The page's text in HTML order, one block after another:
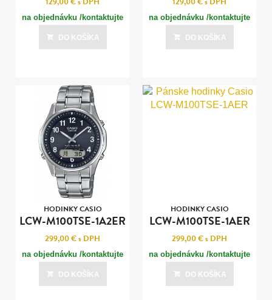
na objednávku /kontaktujte
nás pre termín dodania/
DO KOŠÍKA
na objednávku /kontaktujte
nás pre termín dodania/
DO KOŠÍKA
HODINKY CASIO
LCW-M100TSE-1A2ER
299,00 €s DPH
na objednávku /kontaktujte
nás pre termín dodania/
DO KOŠÍKA
HODINKY CASIO
LCW-M100TSE-1AER
299,00 €s DPH
na objednávku /kontaktujte
nás pre termín dodania/
DO KOŠÍKA